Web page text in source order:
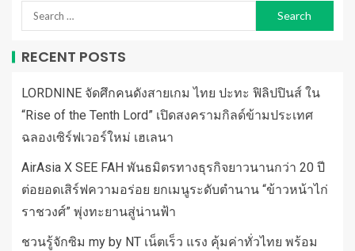
RECENT POSTS
LORDNINE จัดศึกคนดังสายเกม ไทย ปะทะ ฟิลิปปินส์ ใน
“Rise of the Tenth Lord” เปิดสงครามกิลด์ข้ามประเทศ
ฉลองเซิร์ฟเวอร์ใหม่ เฮเลนา
AirAsia X SEE FAH พันธมิตรทางธุรกิจยาวนานกว่า 20 ปี
ต่อยอดเสิร์ฟความอร่อย ยกเมนูระดับตำนาน “ข้าวหน้าไก่
ราชวงศ์” พุ่งทะยานสู่น่านฟ้า
ชวนรู้จักซิม my by NT เน็ตเร็ว แรง คุ้มค่าทั่วไทย พร้อม